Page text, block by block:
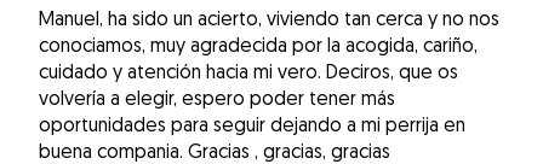
Manuel, ha sido un acierto, viviendo tan cerca y no nos
conociamos, muy agradecida por la acogida, cariño,
cuidado y atención hacia mi vero. Deciros, que os
volvería a elegir, espero poder tener más
oportunidades para seguir dejando a mi perrija en
buena compania. Gracias , gracias, gracias